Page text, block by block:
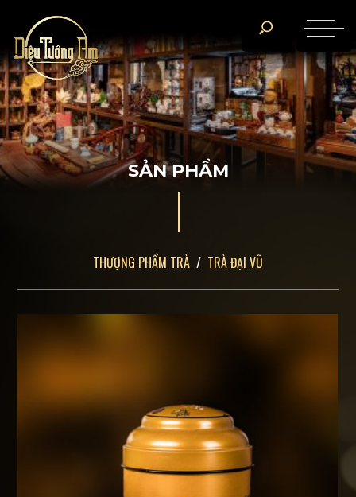
SẢN PHẨM
THƯỢNG PHẨM TRÀ TRÀ ĐẠI VŨ